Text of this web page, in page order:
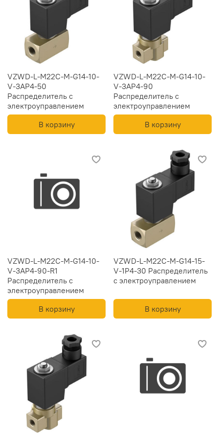
VZWD-L-M22C-M-G14-10-
V-3AP4-50
Распределитель с
электроуправлением
В корзину
VZWD-L-M22C-M-G14-10-
V-3AP4-90
Распределитель с
электроуправлением
В корзину
VZWD-L-M22C-M-G14-10-
V-3AP4-90-R1
Распределитель с
электроуправлением
В корзину
VZWD-L-M22C-M-G14-15-
V-1P4-30 Распределитель
с электроуправлением
В корзину